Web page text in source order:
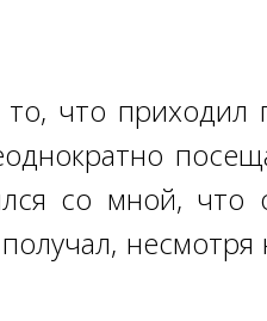
что приходил
со мной, что
несмотря